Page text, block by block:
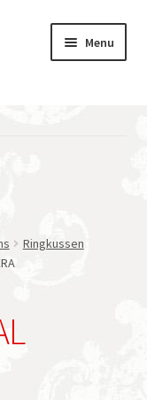
Menu
Ringkussen